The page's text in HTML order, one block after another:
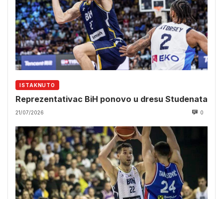
ISTAKNUTO
Reprezentativac BiH ponovo u dresu Studenata
21/07/2026 0